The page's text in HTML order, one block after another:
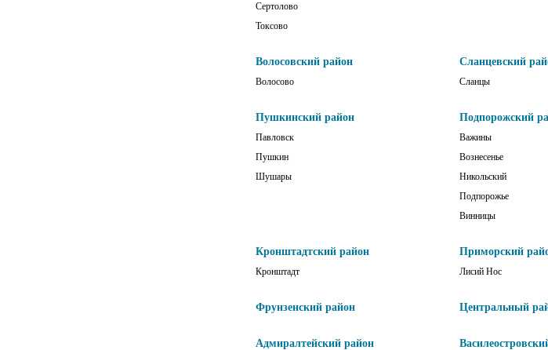
Сертолово
Токсово
Волосовский район
Волосово
Сланцевский
Сланцы
Пушкинский район
Павловск
Пушкин
Шушары
Подпорожский
Важины
Вознесенье
Никольский
Подпорожье
Винницы
Кронштадтский район
Кронштадт
Приморский
Лисий Нос
Фрунзенский район Центральный
Адмиралтейский район